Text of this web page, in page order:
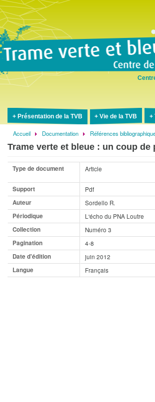
Présentation de la TVB Vie de la TVB
Fil
d'Ariane
Accueil Documentation Références
Trame verte et bleue : un coup
Type de document Article
Support
Pdf
Auteur
Sordello R.
Périodique
L'écho du PNA Loutre
Collection
Numéro 3
Pagination
4-8
Date d'édition
juin 2012
Langue
Français